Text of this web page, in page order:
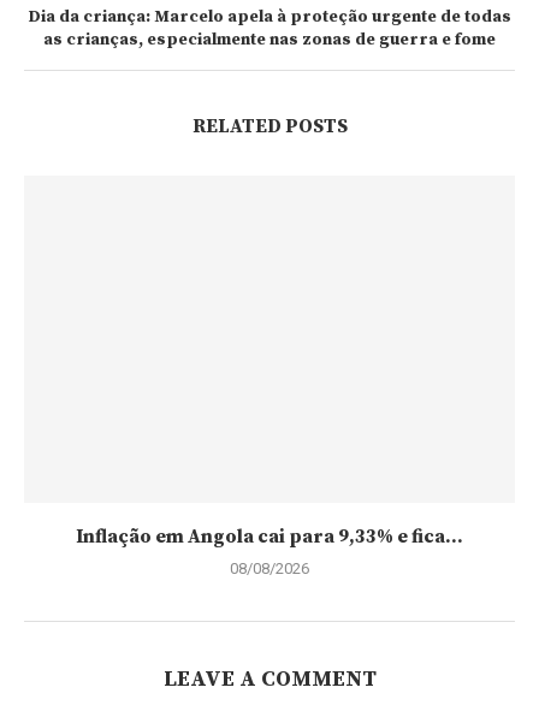
Dia da criança: Marcelo apela à proteção urgente de todas
as crianças, especialmente nas zonas de guerra e fome
RELATED POSTS
Inflação em Angola cai para 9,33% e fica...
08/08/2026
LEAVE A COMMENT